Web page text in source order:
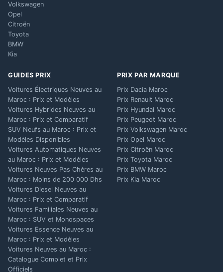
Volkswagen
Opel
Citroën
Toyota
BMW
Kia
GUIDES PRIX
Voitures Électriques Neuves au
Maroc : Prix et Modèles
Voitures Hybrides Neuves au
Maroc : Prix et Comparatif
SUV Neufs au Maroc : Prix et
Modèles Disponibles
Voitures Automatiques Neuves
au Maroc : Prix et Modèles
Voitures Neuves Pas Chères au
Maroc : Moins de 200 000 Dhs
Voitures Diesel Neuves au
Maroc : Prix et Comparatif
Voitures Familiales Neuves au
Maroc : SUV et Monospaces
Voitures Essence Neuves au
Maroc : Prix et Modèles
Voitures Neuves au Maroc :
Catalogue Complet et Prix
Officiels
PRIX PAR MARQUE
Prix Dacia Maroc
Prix Renault Maroc
Prix Hyundai Maroc
Prix Peugeot Maroc
Prix Volkswagen Maroc
Prix Opel Maroc
Prix Citroën Maroc
Prix Toyota Maroc
Prix BMW Maroc
Prix Kia Maroc